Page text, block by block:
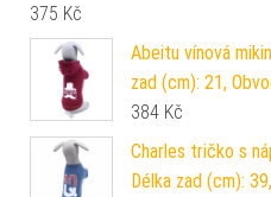
375 Kč
Abeitu vínová
zad (cm): 21,
384 Kč
Charles tričko s
Délka zad (cm):